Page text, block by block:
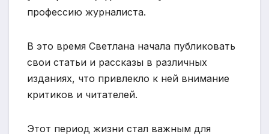
профессию журналиста.
В это время Светлана начала публиковать
свои статьи и рассказы в различных
изданиях, что привлекло к ней внимание
критиков и читателей.
Этот период жизни стал важным для